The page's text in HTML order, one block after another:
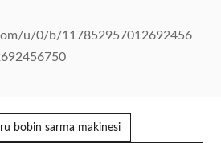
u/0/b/117852957012692456
bobin sarma makinesi